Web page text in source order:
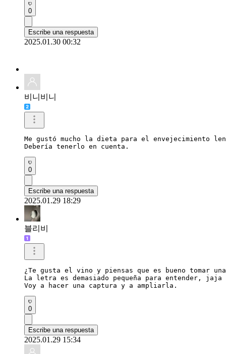
0
Escribe una respuesta
2025.01.30 00:32
비니비니
Me gustó mucho la dieta para el envejecimiento
Debería tenerlo en cuenta.
0
Escribe una respuesta
2025.01.29 18:29
블리비
¿Te gusta el vino y piensas que es bueno tomar
La letra es demasiado pequeña para entender, jaja
Voy a hacer una captura y a ampliarla.
0
Escribe una respuesta
2025.01.29 15:34